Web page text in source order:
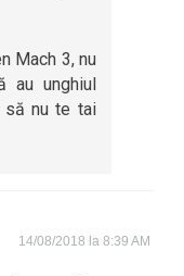
Mach 3, nu
unghiul
să nu te tai
14/08/2018 la 8:39 AM